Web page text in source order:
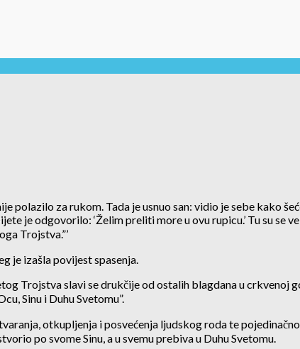
polazilo za rukom. Tada je usnuo san: vidio je sebe kako
je odgovorilo: ‘Želim preliti more u ovu rupicu.’ Tu su
Trojstva.”’
je izašla povijest spasenja.
Trojstva slavi se drukčije od ostalih blagdana u crkvenoj
Sinu i Duhu Svetomu”.
otkupljenja i posvećenja ljudskog roda te
po svome Sinu, a u svemu prebiva u Duhu Svetomu.